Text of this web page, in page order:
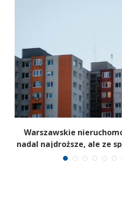
Warszawskie
nadal najdroższe, ale ze